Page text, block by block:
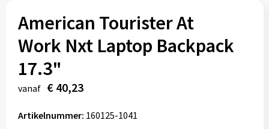
Kinderkleding
Tassen
Relatiegeschenken
American Tourister At
Work Nxt Laptop Backpack
17.3"
vanaf € 40,23
Artikelnummer: 160125-1041